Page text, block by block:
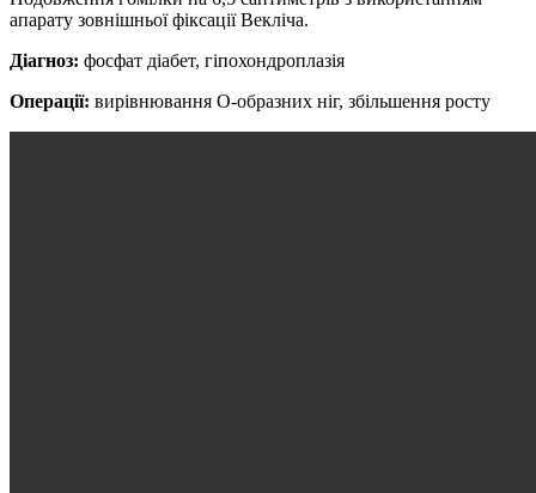
апарату зовнішньої фіксації Векліча.
Діагноз: фосфат діабет, гіпохондроплазія
Операції: вирівнювання О-образних ніг, збільшення росту